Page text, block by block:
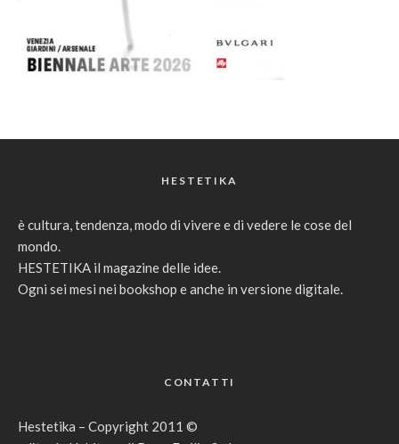
HESTETIKA
è cultura, tendenza, modo di vivere e di vedere le cose del
mondo.
HESTETIKA il magazine delle idee.
Ogni sei mesi nei bookshop e anche in versione digitale.
CONTATTI
Hestetika – Copyright 2011 ©